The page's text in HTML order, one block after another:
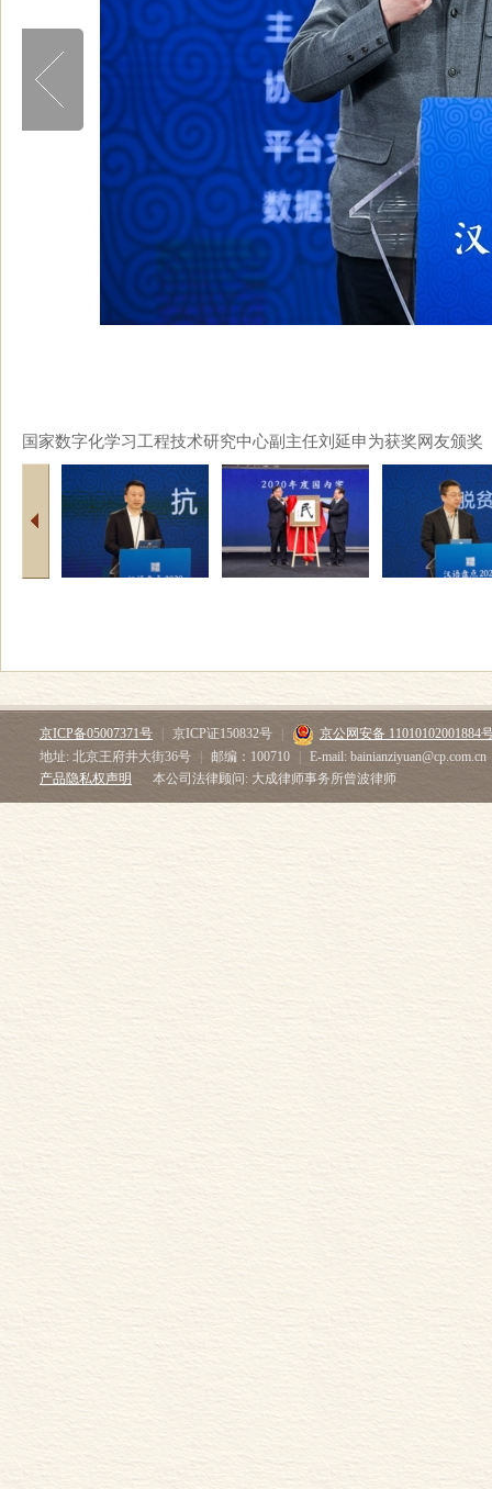
国家数字化学习工程技术研究中心副主任刘延申为获奖网友颁奖
京ICP备05007371号 京ICP证150832号
京公网安备 11010102001884
地址: 北京王府井大街36号
邮编：100710
E-mail: bainianziyuan@cp.com.cn
产品隐私权声明
本公司法律顾问: 大成律师事务所曾波律师